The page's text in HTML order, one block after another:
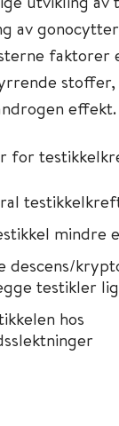
av
faktorer
stoffer,
effekt.
for
mindre
descens/
testikler
hos